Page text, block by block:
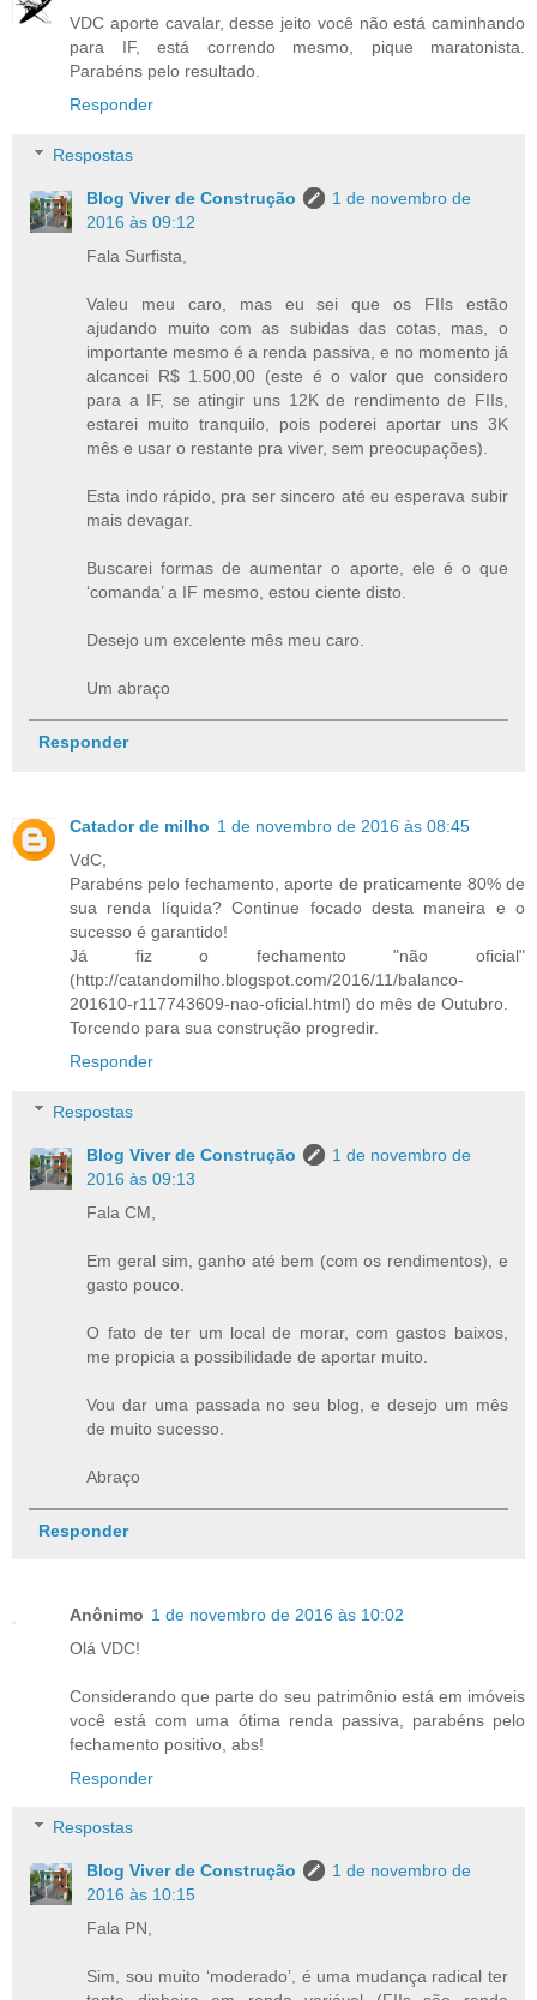
VDC aporte cavalar, desse jeito você não está caminhando
para IF, está correndo mesmo, pique maratonista.
Parabéns pelo resultado.
Responder
Respostas
Blog Viver de Construção
1 de novembro de
2016 às 09:12
Fala Surfista,
Valeu meu caro, mas eu sei que os FIIs estão
ajudando muito com as subidas das cotas, mas, o
importante mesmo é a renda passiva, e no momento já
alcancei R$ 1.500,00 (este é o valor que considero
para a IF, se atingir uns 12K de rendimento de FIIs,
estarei muito tranquilo, pois poderei aportar uns 3K
mês e usar o restante pra viver, sem preocupações).
Esta indo rápido, pra ser sincero até eu esperava subir
mais devagar.
Buscarei formas de aumentar o aporte, ele é o que
‘comanda’ a IF mesmo, estou ciente disto.
Desejo um excelente mês meu caro.
Um abraço
Responder
Catador de milho 1 de novembro de 2016 às 08:45
VdC,
Parabéns pelo fechamento, aporte de praticamente 80% de
sua renda líquida? Continue focado desta maneira e o
sucesso é garantido!
Já fiz o fechamento "não oficial"
(http://catandomilho.blogspot.com/2016/11/balanco-
201610-r117743609-nao-oficial.html) do mês de Outubro.
Torcendo para sua construção progredir.
Responder
Respostas
Blog Viver de Construção
1 de novembro de
2016 às 09:13
Fala CM,
Em geral sim, ganho até bem (com os rendimentos), e
gasto pouco.
O fato de ter um local de morar, com gastos baixos,
me propicia a possibilidade de aportar muito.
Vou dar uma passada no seu blog, e desejo um mês
de muito sucesso.
Abraço
Responder
Anônimo 1 de novembro de 2016 às 10:02
Olá VDC!
Considerando que parte do seu patrimônio está em imóveis
você está com uma ótima renda passiva, parabéns pelo
fechamento positivo, abs!
Responder
Respostas
Blog Viver de Construção
1 de novembro de
2016 às 10:15
Fala PN,
Sim, sou muito ‘moderado’, é uma mudança radical ter